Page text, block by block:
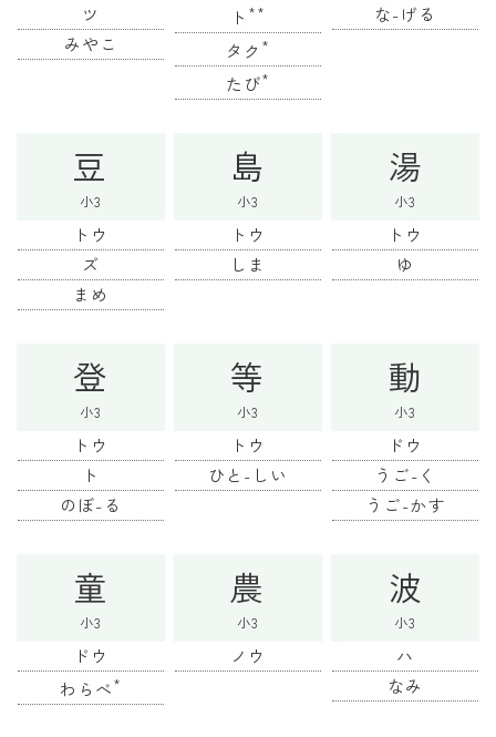
ツ
みやこ
ト **
タク *
たび*
な-げる
豆
小3
トウ
ズ
まめ
島
小3
トウ
しま
湯
小3
トウ
ゆ
登
小3
トウ
ト
のぼ-る
等
小3
トウ
ひと-しい
動
小3
ドウ
うご-く
うご-かす
童
小3
ドウ
わらべ*
農
小3
ノウ
波
小3
ハ
なみ